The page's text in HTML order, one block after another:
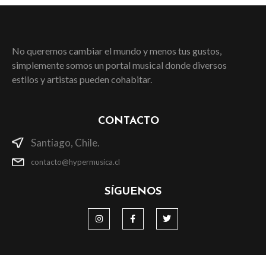
No queremos cambiar el mundo y menos tus gustos,
simplemente somos un portal musical donde diversos
estilos y artistas pueden cohabitar.
CONTACTO
Santiago, Chile.
contacto@hypermusica.cl
SÍGUENOS